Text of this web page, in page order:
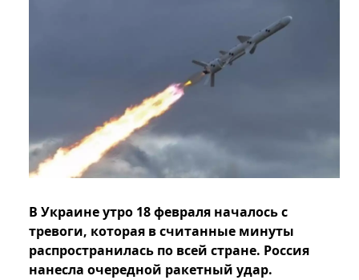
В Украине утро 18 февраля началось с
тревоги, которая в считанные минуты
распространилась по всей стране. Россия
нанесла очередной ракетный удар.